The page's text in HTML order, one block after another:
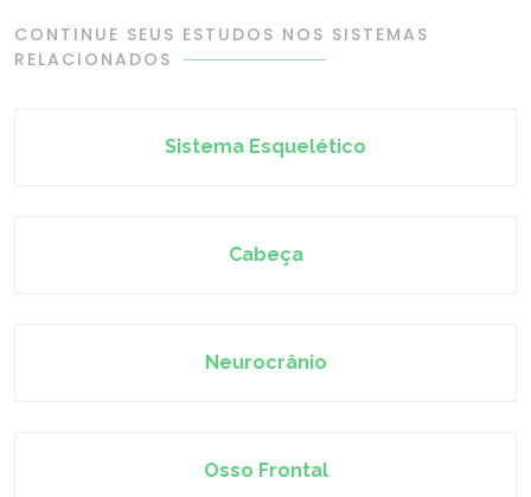
CONTINUE SEUS ESTUDOS NOS SISTEMAS
RELACIONADOS
Sistema Esquelético
Cabeça
Neurocrânio
Osso Frontal